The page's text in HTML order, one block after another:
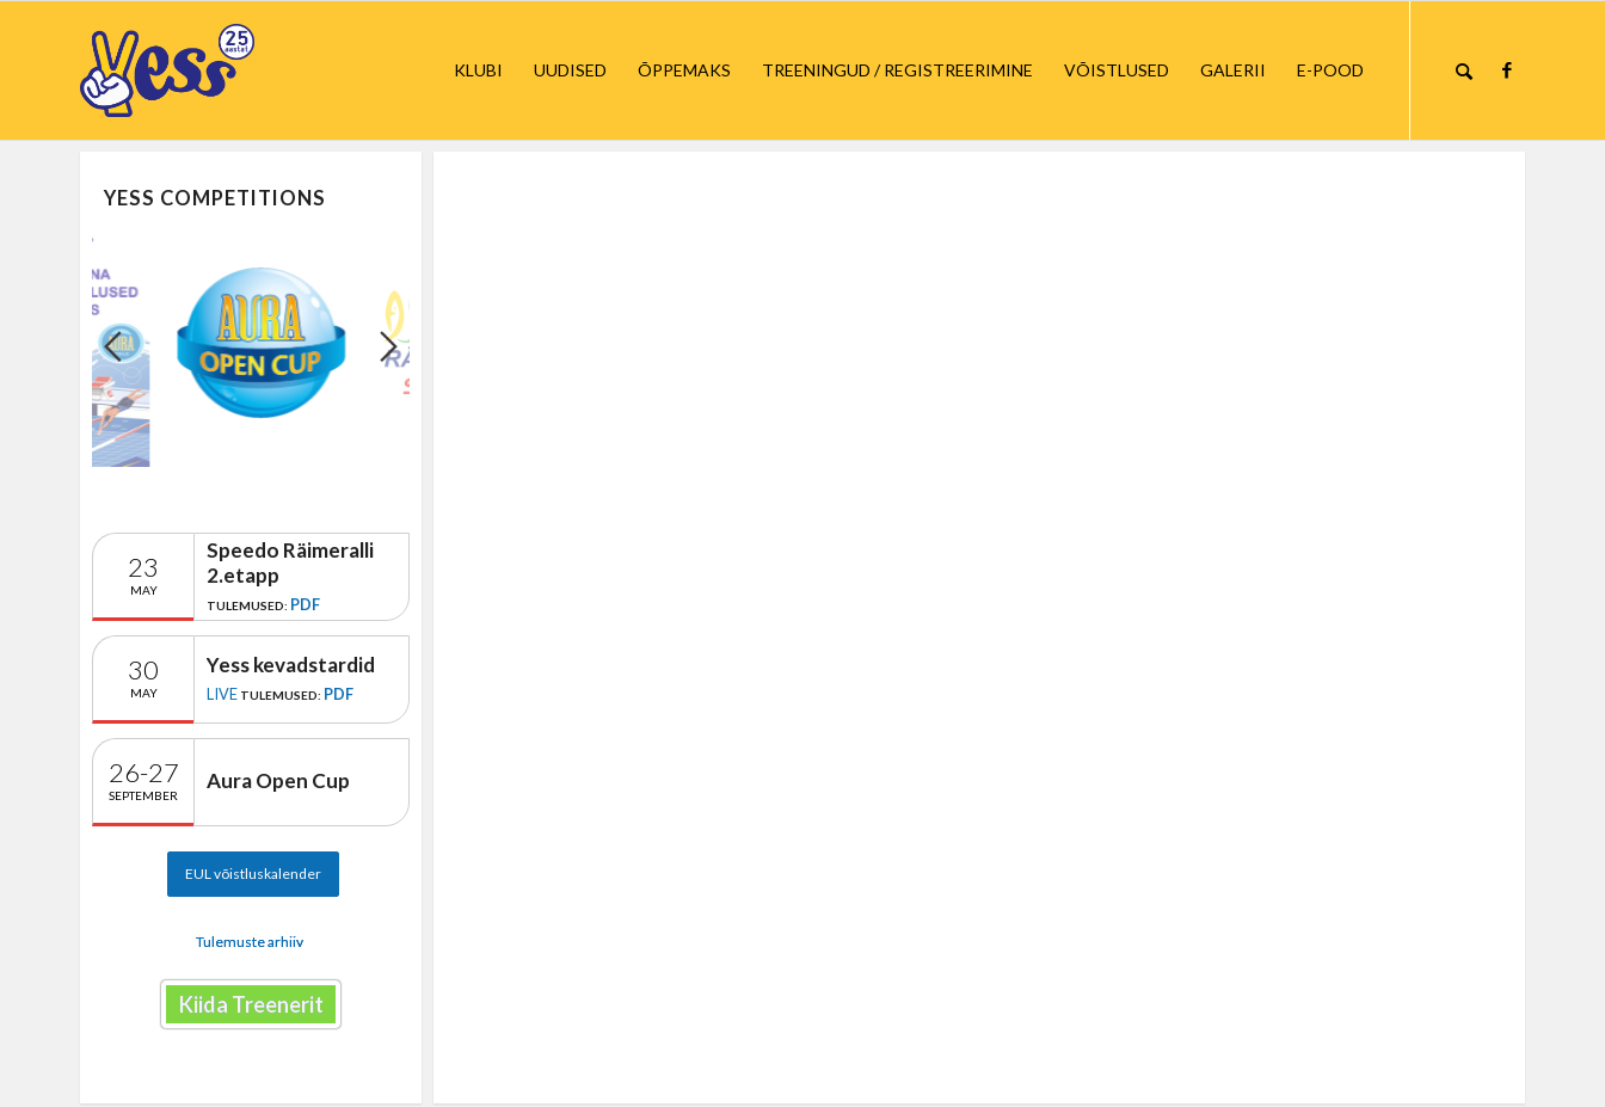
KLUBI UUDISED ÕPPEMAKS TREENINGUD / REGISTREERIMINE VÕISTLUSED GALERII E-POOD
YESS COMPETITIONS
23
MAY
Speedo Räimeralli
2.etapp
TULEMUSED: PDF
30
MAY
Yess kevadstardid
LIVE TULEMUSED: PDF
26-27
SEPTEMBER
Aura Open Cup
EUL võistluskalender
Tulemuste arhiiv
Kiida Treenerit